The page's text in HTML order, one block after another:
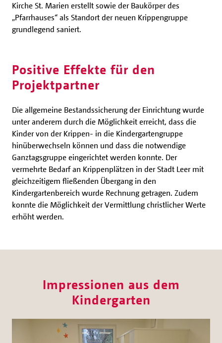
Kirche St. Marien erstellt sowie der Baukörper des
„Pfarrhauses“ als Standort der neuen Krippengruppe
grundlegend saniert.
Positive Effekte für den
Projektpartner
Die allgemeine Bestandssicherung der Einrichtung wurde
unter anderem durch die Möglichkeit erreicht, dass die
Kinder von der Krippen- in die Kindergartengruppe
hinüberwechseln können und dass die notwendige
Ganztagsgruppe eingerichtet werden konnte. Der
vermehrte Bedarf an Krippenplätzen in der Stadt Leer mit
gleichzeitigem fließenden Übergang in den
Kindergartenbereich wurde Rechnung getragen. Zudem
konnte die Möglichkeit der Vermittlung christlicher Werte
erhöht werden.
Impressionen aus dem
Kindergarten